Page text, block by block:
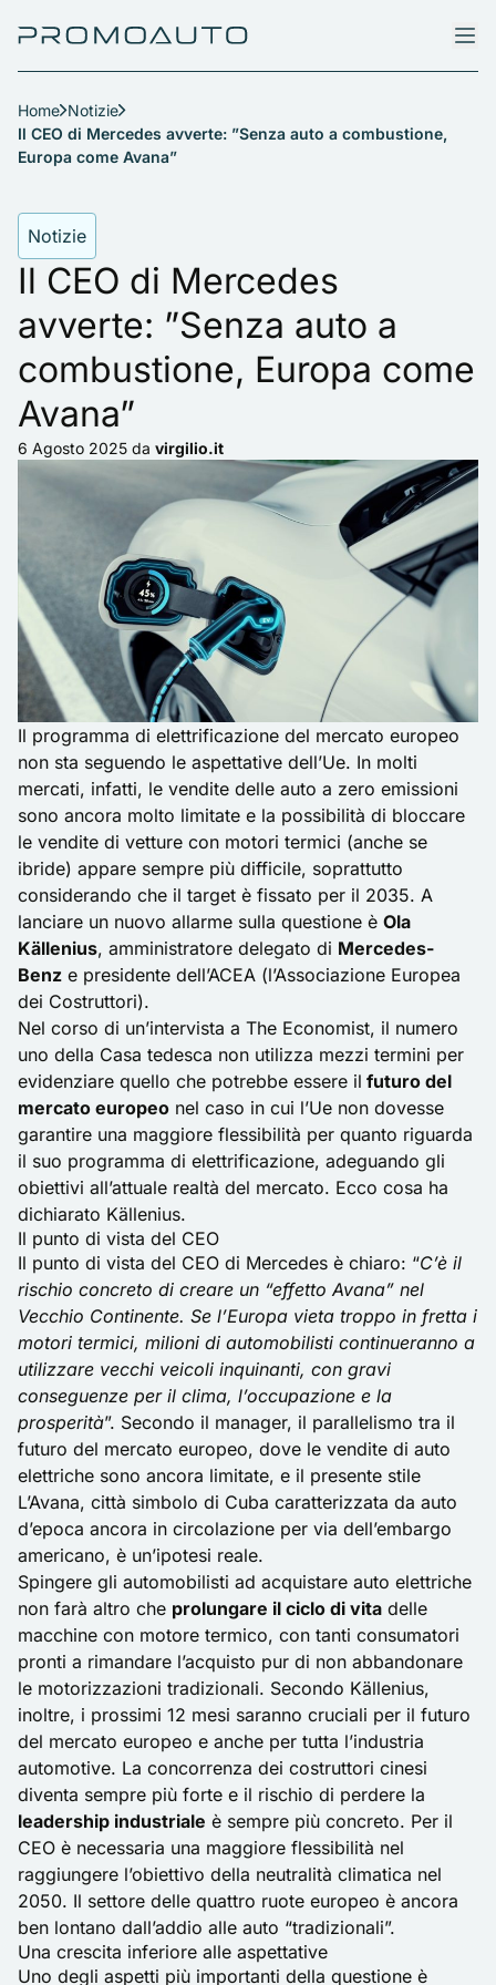
Home Notizie
Il CEO di Mercedes avverte: ”Senza auto a combustione,
Europa come Avana”
Notizie
Il CEO di Mercedes
avverte: ”Senza auto a
combustione, Europa come
Avana”
6 Agosto 2025 da virgilio.it
Il programma di elettrificazione del mercato europeo
non sta seguendo le aspettative dell’Ue. In molti
mercati, infatti, le vendite delle auto a zero emissioni
sono ancora molto limitate e la possibilità di bloccare
le vendite di vetture con motori termici (anche se
ibride) appare sempre più difficile, soprattutto
considerando che il target è fissato per il 2035. A
lanciare un nuovo allarme sulla questione è Ola
Källenius, amministratore delegato di Mercedes-
Benz e presidente dell’ACEA (l’Associazione Europea
dei Costruttori).
Nel corso di un’intervista a The Economist, il numero
uno della Casa tedesca non utilizza mezzi termini per
evidenziare quello che potrebbe essere il futuro del
mercato europeo nel caso in cui l’Ue non dovesse
garantire una maggiore flessibilità per quanto riguarda
il suo programma di elettrificazione, adeguando gli
obiettivi all’attuale realtà del mercato. Ecco cosa ha
dichiarato Källenius.
Il punto di vista del CEO
Il punto di vista del CEO di Mercedes è chiaro: “C’è il
rischio concreto di creare un “effetto Avana” nel
Vecchio Continente. Se l’Europa vieta troppo in fretta i
motori termici, milioni di automobilisti continueranno a
utilizzare vecchi veicoli inquinanti, con gravi
conseguenze per il clima, l’occupazione e la
prosperità”. Secondo il manager, il parallelismo tra il
futuro del mercato europeo, dove le vendite di auto
elettriche sono ancora limitate, e il presente stile
L’Avana, città simbolo di Cuba caratterizzata da auto
d’epoca ancora in circolazione per via dell’embargo
americano, è un’ipotesi reale.
Spingere gli automobilisti ad acquistare auto elettriche
non farà altro che prolungare il ciclo di vita delle
macchine con motore termico, con tanti consumatori
pronti a rimandare l’acquisto pur di non abbandonare
le motorizzazioni tradizionali. Secondo Källenius,
inoltre, i prossimi 12 mesi saranno cruciali per il futuro
del mercato europeo e anche per tutta l’industria
automotive. La concorrenza dei costruttori cinesi
diventa sempre più forte e il rischio di perdere la
leadership industriale è sempre più concreto. Per il
CEO è necessaria una maggiore flessibilità nel
raggiungere l’obiettivo della neutralità climatica nel
2050. Il settore delle quattro ruote europeo è ancora
ben lontano dall’addio alle auto “tradizionali”.
Una crescita inferiore alle aspettative
Uno degli aspetti più importanti della questione è